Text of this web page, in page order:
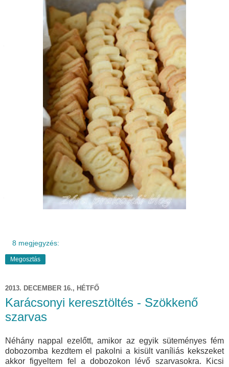
8 megjegyzés:
Megosztás
2013. DECEMBER 16., HÉTFŐ
Karácsonyi keresztöltés - Szökkenő
szarvas
Néhány nappal ezelőtt, amikor az egyik süteményes fém
dobozomba kezdtem el pakolni a kisült vaníliás kekszeket
akkor figyeltem fel a dobozokon lévő szarvasokra. Kicsi